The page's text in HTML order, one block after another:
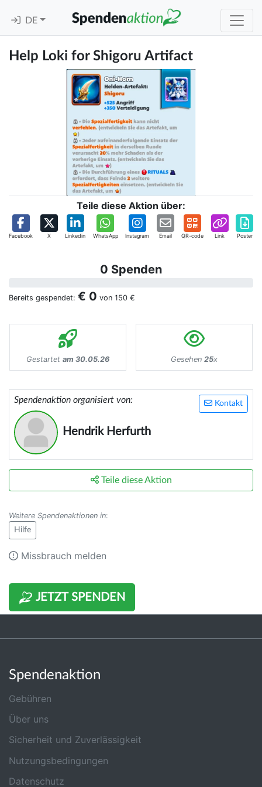
DE
Help Loki for Shigoru Artifact
Teile diese Aktion über:
Facebook X Linkedin WhatsApp Instagram Email QR-code Link Poster
0 Spenden
Bereits gespendet: € 0 von 150 €
Gestartet am 30.05.26 Gesehen 25x
Kontakt
Spendenaktion organisiert von:
Hendrik Herfurth
JETZT SPENDEN
Teile diese Aktion
Weitere Spendenaktionen in:
Hilfe
Missbrauch melden
Spendenaktion
Gebühren
Über uns
Sicherheit und Zuverlässigkeit
Nutzungsbedingungen
Datenschutz